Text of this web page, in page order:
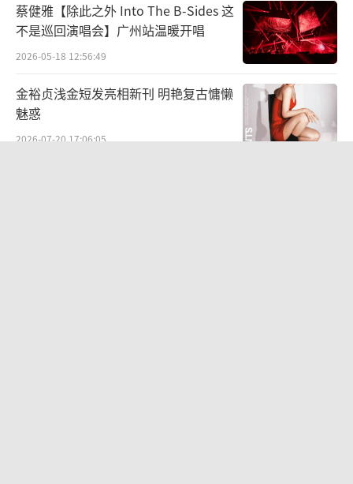
蔡健雅【除此之外 Into The B-Sides 这
不是巡回演唱会】广州站温暖开唱
2026-05-18 12:56:49
金裕贞浅金短发亮相新刊 明艳复古慵懒
魅惑
2026-07-20 17:06:05